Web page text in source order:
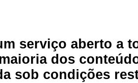
serviço aberto a
dos
sob condições